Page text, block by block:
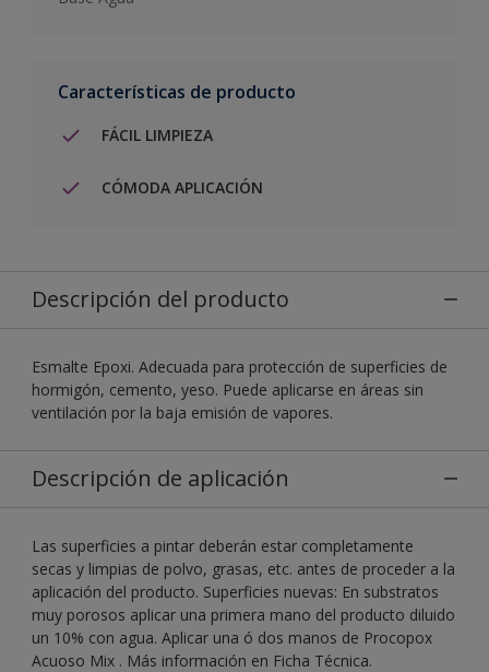
Características de producto
FÁCIL LIMPIEZA
CÓMODA APLICACIÓN
Descripción del producto
Esmalte Epoxi. Adecuada para protección de superficies de
hormigón, cemento, yeso. Puede aplicarse en áreas sin
ventilación por la baja emisión de vapores.
Descripción de aplicación
Las superficies a pintar deberán estar completamente
secas y limpias de polvo, grasas, etc. antes de proceder a la
aplicación del producto. Superficies nuevas: En substratos
muy porosos aplicar una primera mano del producto diluido
un 10% con agua. Aplicar una ó dos manos de Procopox
Acuoso Mix . Más información en Ficha Técnica.